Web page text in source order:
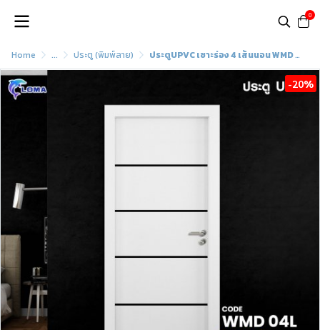
0
Home ... ประตู (พิมพ์ลาย) ประตูUPVC เซาะร่อง 4 เส้นนอน WMD 04L (แบรนด์ LOMA)
-20%